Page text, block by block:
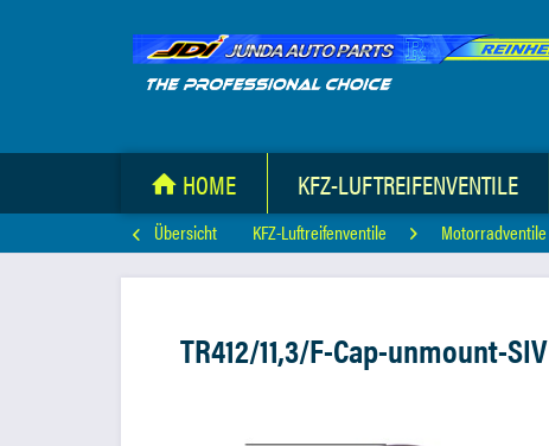
HOME KFZ-LUFTREIFENVENTILE
Übersicht KFZ-Luftreifenventile Motorradventile
TR412/11,3/F-Cap-unmount-SIV